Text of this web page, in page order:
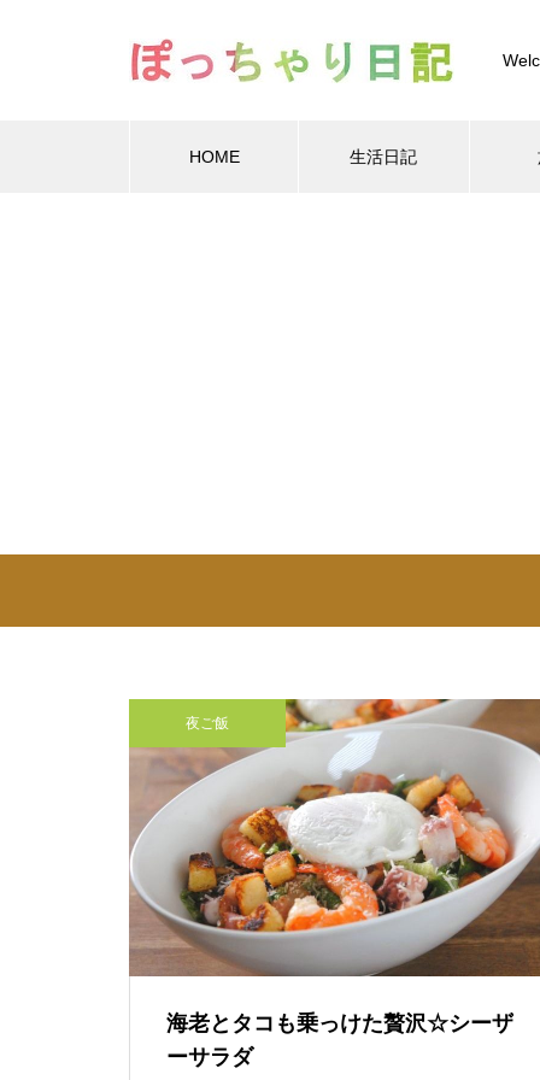
HOME 生活日記
夜ご飯
海老とタコも乗っけた贅沢☆シーザ
ーサラダ